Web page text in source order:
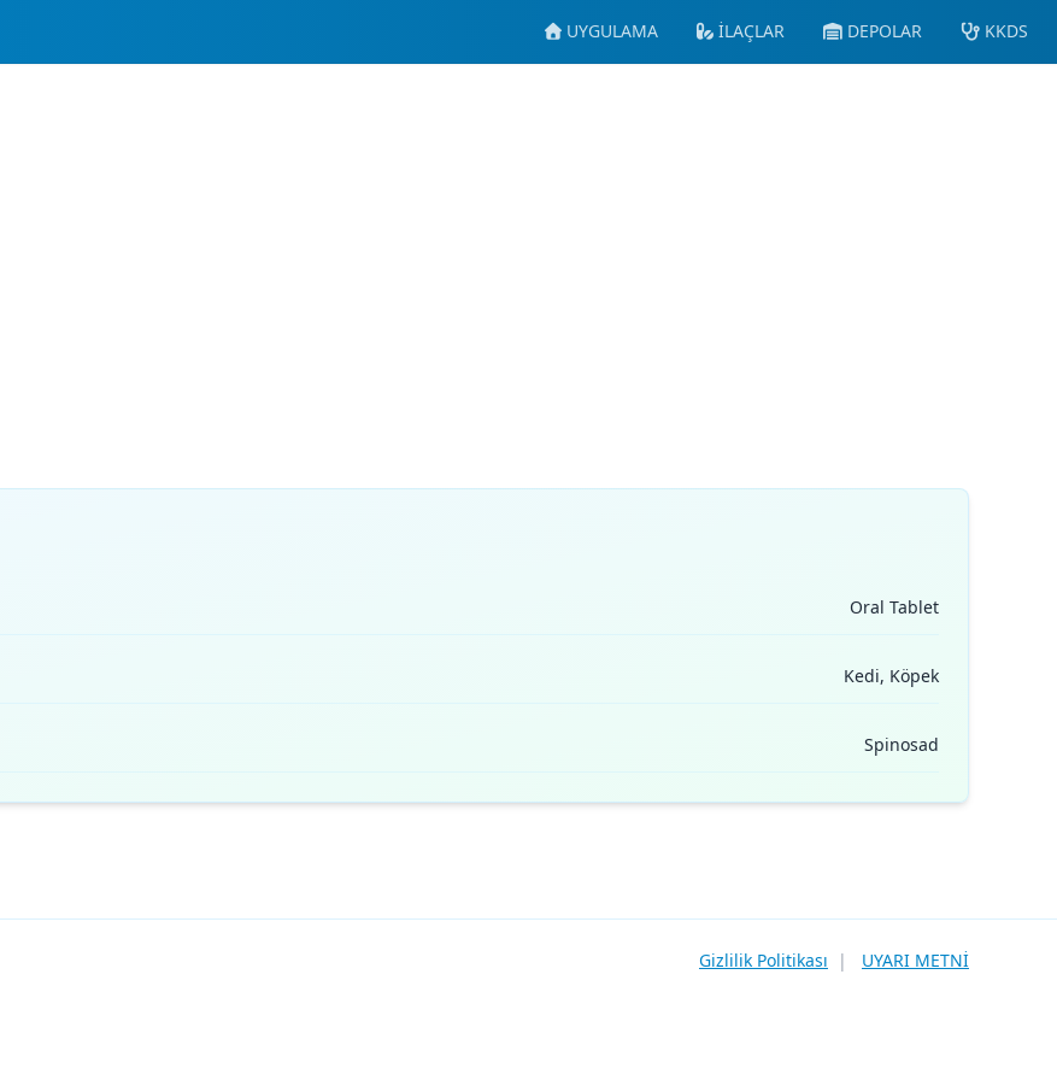
UYGULAMA İLAÇLAR DEPOLAR KKDS
Oral Tablet
Kedi, Köpek
Spinosad
Gizlilik Politikası | UYARI METNİ